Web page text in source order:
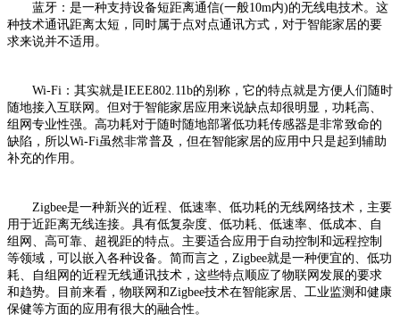
蓝牙：是一种支持设备短距离通信(一般10m内)的无线电技术。这
种技术通讯距离太短，同时属于点对点通讯方式，对于智能家居的要
求来说并不适用。
Wi-Fi：其实就是IEEE802.11b的别称，它的特点就是方便人们随时
随地接入互联网。但对于智能家居应用来说缺点却很明显，功耗高、
组网专业性强。高功耗对于随时随地部署低功耗传感器是非常致命的
缺陷，所以Wi-Fi虽然非常普及，但在智能家居的应用中只是起到辅助
补充的作用。
Zigbee是一种新兴的近程、低速率、低功耗的无线网络技术，主要
用于近距离无线连接。具有低复杂度、低功耗、低速率、低成本、自
组网、高可靠、超视距的特点。主要适合应用于自动控制和远程控制
等领域，可以嵌入各种设备。简而言之，Zigbee就是一种便宜的、低功
耗、自组网的近程无线通讯技术，这些特点顺应了物联网发展的要求
和趋势。目前来看，物联网和Zigbee技术在智能家居、工业监测和健康
保健等方面的应用有很大的融合性。